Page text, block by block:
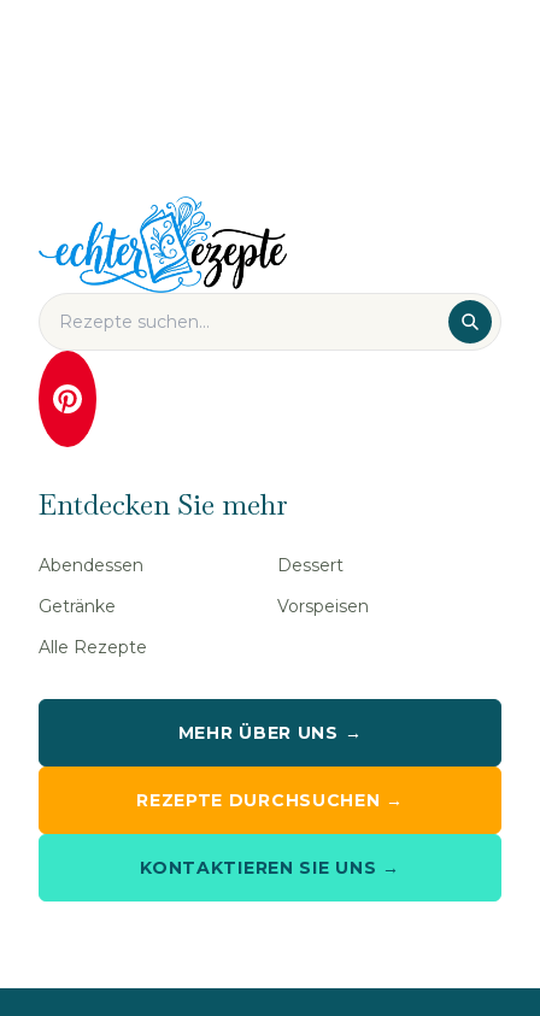
Entdecken Sie mehr
Abendessen
Dessert
Getränke
Vorspeisen
Alle Rezepte
MEHR ÜBER UNS →
REZEPTE DURCHSUCHEN →
KONTAKTIEREN SIE UNS →